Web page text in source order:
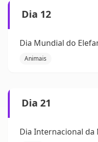
Dia 12
Dia Mundial do
Animais
Dia 21
Dia Internacional da